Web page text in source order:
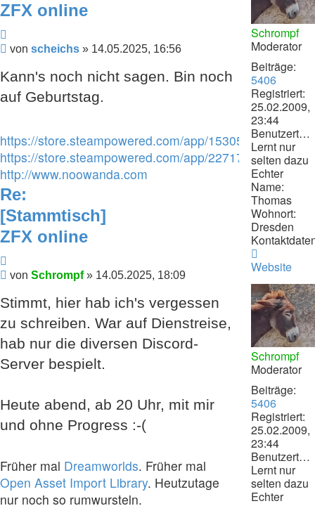
ZFX online
Beitrag
von scheichs » 14.05.2025, 16:56
Kann's noch nicht sagen. Bin noch
auf Geburtstag.
https://store.steampowered.com/app/1530530/
https://store.steampowered.com/app/2271740/
http://www.noowanda.com
Schrompf
Moderator
Beiträge:
5406
Registriert:
25.02.2009,
23:44
Benutzertext:
Lernt nur
selten dazu
Echter
Name:
Thomas
Wohnort:
Dresden
von
Website
Re:
[Stammtisch]
ZFX online
Beitrag
von Schrompf» 14.05.2025, 18:09
Stimmt, hier hab ich's vergessen
zu schreiben. War auf Dienstreise,
hab nur die diversen Discord-
Server bespielt.
Heute abend, ab 20 Uhr, mit mir
und ohne Progress :-(
Früher mal Dreamworlds. Früher mal
Open Asset Import Library. Heutzutage
nur noch so rumwursteln.
Schrompf
Moderator
Beiträge:
5406
Registriert:
25.02.2009,
23:44
Benutzertext:
Lernt nur
selten dazu
Echter